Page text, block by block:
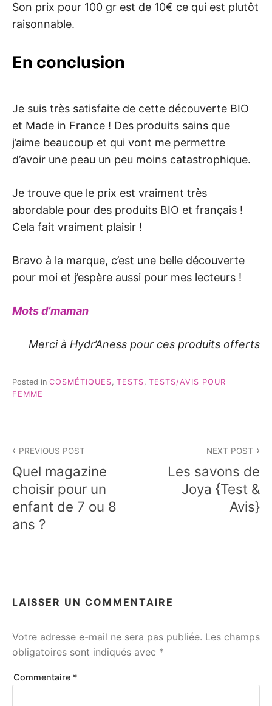
Son prix pour 100 gr est de 10€ ce qui est plutôt
raisonnable.
En conclusion
Je suis très satisfaite de cette découverte BIO
et Made in France ! Des produits sains que
j’aime beaucoup et qui vont me permettre
d’avoir une peau un peu moins catastrophique.
Je trouve que le prix est vraiment très
abordable pour des produits BIO et français !
Cela fait vraiment plaisir !
Bravo à la marque, c’est une belle découverte
pour moi et j’espère aussi pour mes lecteurs !
Mots d’maman
Merci à Hydr’Aness pour ces produits offerts
Posted in COSMÉTIQUES, TESTS, TESTS/AVIS POUR
FEMME
de
l’article
PREVIOUS POST
Quel magazine
choisir pour un
enfant de 7 ou 8
ans ?
NEXT POST
Les savons de
Joya {Test &
Avis}
LAISSER UN COMMENTAIRE
Votre adresse e-mail ne sera pas publiée. Les champs
obligatoires sont indiqués avec *
Commentaire *